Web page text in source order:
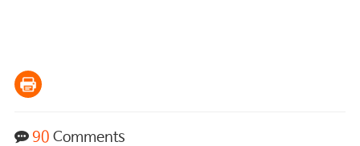
90 Comments